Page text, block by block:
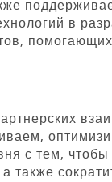
в
с тем,
также